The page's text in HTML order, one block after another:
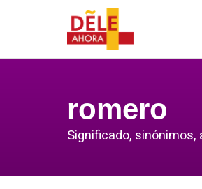
romero
Significado,